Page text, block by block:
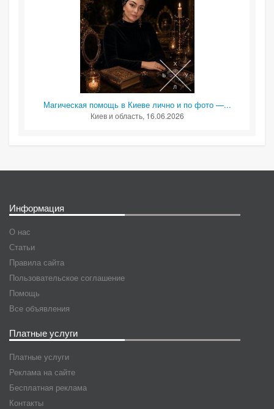
Магическая помощь в Киеве лично и по фото —...
Киев и область, 16.06.2026
Информация
О нас
Статьи
Правила сайта
Пользовательское соглашение
Помощь
Все объявления
Платные услуги
Платные услуги
Реклама на сайте
Бесплатная реклама
Контакты